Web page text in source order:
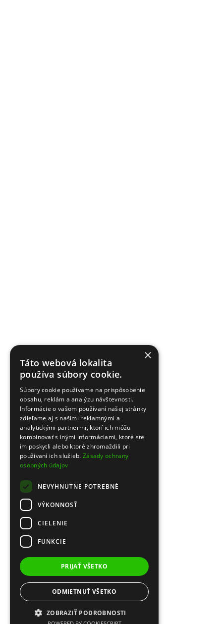
×
Táto webová lokalita
používa súbory cookie.
Súbory cookie používame na prispôsobenie
obsahu, reklám a analýzu návštevnosti.
Informácie o vašom používaní našej stránky
zdieľame aj s našimi reklamnými a
analytickými partnermi, ktorí ich môžu
kombinovať s inými informáciami, ktoré ste
im poskytli alebo ktoré zhromaždili pri
používaní ich služieb. Zásady ochrany
osobných údajov
NEVYHNUTNE POTREBNÉ
VÝKONNOSŤ
CIELENIE
FUNKCIE
PRIJAŤ VŠETKO
ODMIETNUŤ VŠETKO
ZOBRAZIŤ PODROBNOSTI